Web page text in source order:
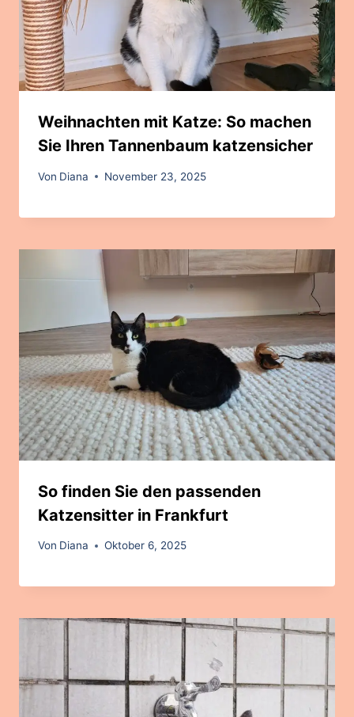
Weihnachten mit Katze: So machen
Sie Ihren Tannenbaum katzensicher
Von Diana November 23, 2025
So finden Sie den passenden
Katzensitter in Frankfurt
Von Diana Oktober 6, 2025